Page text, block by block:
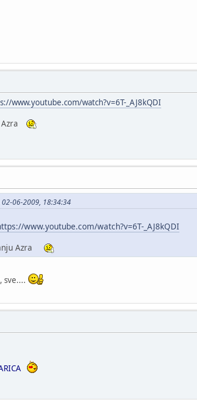
www.youtube.com/watch?v=6T-_AJ8kQDI
Azra
02-06-2009, 18:34:34
www.youtube.com/watch?v=6T-_AJ8kQDI
Azra